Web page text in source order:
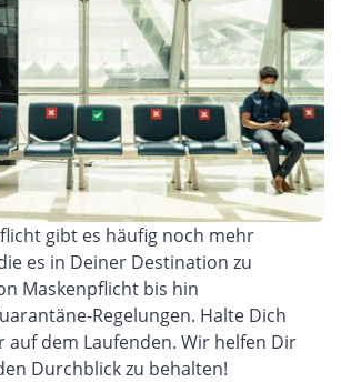
gibt es häufig noch mehr
es in Deiner Destination zu
Maskenpflicht bis hin
Regelungen. Halte Dich
auf dem Laufenden. Wir helfen Dir
Durchblick zu behalten!